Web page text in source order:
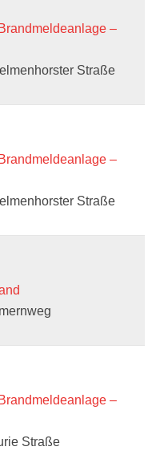
–
Straße
–
Straße
–
Straße